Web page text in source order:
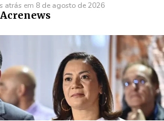
atrás em 8 de agosto de 2026